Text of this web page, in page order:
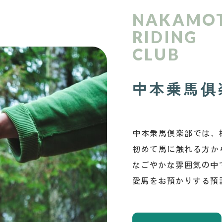
RIDING
CLUB
中本乗馬
中本乗馬倶楽部では
初めて馬に触れる方
なごやかな雰囲気の
愛馬をお預かりする